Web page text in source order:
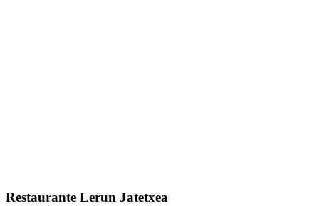
Restaurante Lerun Jatetxea